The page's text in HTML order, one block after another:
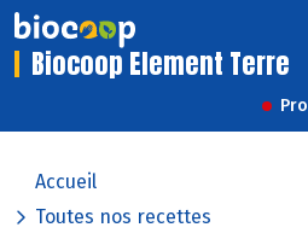
Biocoop Element Terre
Accueil
Toutes nos recettes